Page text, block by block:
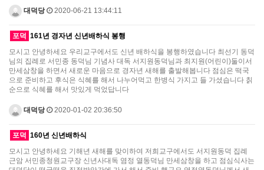
대덕당 2020-06-21 13:44:11
포덕 161년 경자년 신년배하식 봉행
모시고 안녕하세요 우리교구에서도 신년 배하식을 봉행하였습니다 최선기 동덕
님의 집례로 서민종 동덕님 기념사 대독 서지원동덕님과 최지원(어린이)둘이서
만세삼창을 하면서 새로운 마음으로 경자년 새해를 출발해봅니다 점심은 떡국
으로 준비하고 후식은 식혜를 해서 나누어먹고 한병식 가지고 들 가셨습니다 칡
순으로 식혜를 해서 맛있게 먹었답니다
대덕당 2020-01-02 20:36:50
포덕 160년 신년배하식
모시고 안녕하세요 기해년 새해를 맞이하여 저희교구에서도 서지원동덕 집례
근암 서민종청원교구장 신년사대독 염정 열동덕님 만세삼창을 하고 점심식사는